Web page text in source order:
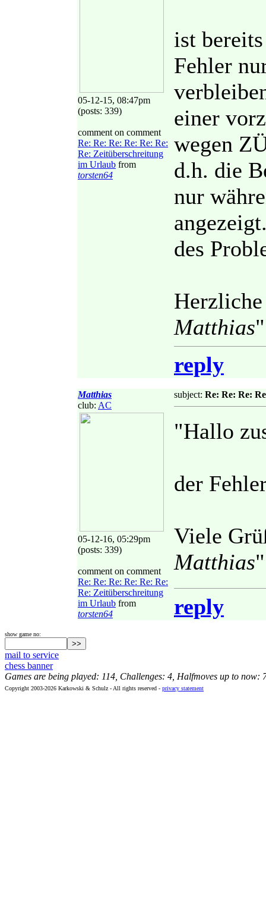
05-12-15, 08:47pm
(posts: 339)
comment on comment
Re: Re: Re: Re: Re: Re:
Re: Zeitüberschreitung
im Urlaub from
torsten64
ist
Fehler
einer
wegen
d.h. die
nur
des
Matthias"
reply
Matthias
club: AC
05-12-16, 05:29pm
(posts: 339)
comment on comment
Re: Re: Re: Re: Re: Re:
Re: Zeitüberschreitung
im Urlaub from
torsten64
subject: Re: Re: Re:
"Hallo
der
Viele
Matthias"
reply
show game no:
mail to service
chess banner
Games are being played: 114, Challenges: 4, Halfmoves up to now:
Copyright 2003-2026 Karkowski & Schulz - All rights reserved - privacy statement